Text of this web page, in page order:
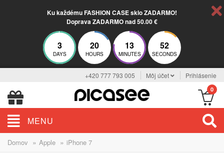
Ku každému FASHION CASE sklo ZADARMO!
Doprava ZADARMO nad 50.00 €
3
DAYS
20
HOURS
13
MINUTES
51
SECONDS
+420 777 793 005 Môj účet Prihlásenie
0
MENU
Domov » Apple » iPhone 7